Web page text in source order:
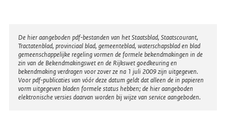
i
n
k
:
r
n
e
l
i
n
Disclaimer
De hier aangeboden pdf-bestanden van het Staatsblad, Staatscourant,
Tractatenblad, provinciaal blad, gemeenteblad, waterschapsblad en blad
gemeenschappelijke regeling vormen de formele bekendmakingen in de
zin van de Bekendmakingswet en de Rijkswet goedkeuring en
bekendmaking verdragen voor zover ze na 1 juli 2009 zijn uitgegeven.
Voor pdf-publicaties van vóór deze datum geldt dat alleen de in papieren
vorm uitgegeven bladen formele status hebben; de hier aangeboden
elektronische versies daarvan worden bij wijze van service aangeboden.